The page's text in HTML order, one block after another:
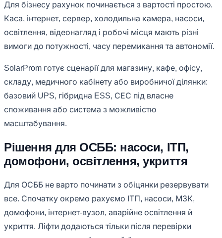
Для бізнесу рахунок починається з вартості простою.
Каса, інтернет, сервер, холодильна камера, насоси,
освітлення, відеонагляд і робочі місця мають різні
вимоги до потужності, часу перемикання та автономії.
SolarProm готує сценарії для магазину, кафе, офісу,
складу, медичного кабінету або виробничої ділянки:
базовий UPS, гібридна ESS, СЕС під власне
споживання або система з можливістю
масштабування.
Рішення для ОСББ: насоси, ІТП,
домофони, освітлення, укриття
Для ОСББ не варто починати з обіцянки резервувати
все. Спочатку окремо рахуємо ІТП, насоси, МЗК,
домофони, інтернет-вузол, аварійне освітлення й
укриття. Ліфти додаються тільки після перевірки